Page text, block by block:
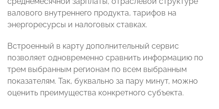
валового внутреннего продукта, тарифов на
энергоресурсы и налоговых ставках.
Встроенный в карту дополнительный сервис
позволяет одновременно сравнить информацию по
трем выбранным регионам по всем выбранным
показателям. Так, буквально за пару минут, можно
оценить преимущества конкретного субъекта.